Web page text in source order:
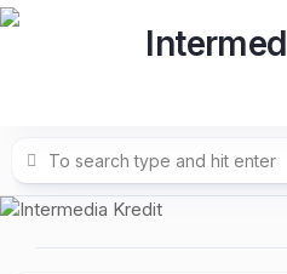
Skip